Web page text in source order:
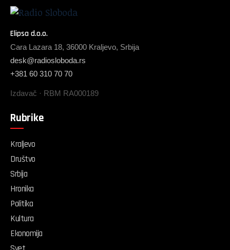
Elipsa d.o.o.
Cara Lazara 18, 36000 Kraljevo, Srbija
desk@radiosloboda.rs
+381 60 310 70 70
Izdavač · RBM RA000189
Rubrike
Kraljevo
Društvo
Srbija
Hronika
Politika
Kultura
Ekonomija